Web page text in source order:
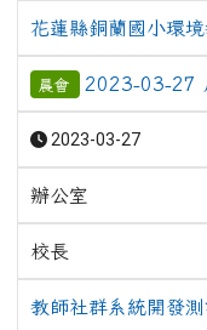
花蓮縣銅蘭國小環
晨會 2023-03-27
2023-03-27
辦公室
校長
教師社群系統開發